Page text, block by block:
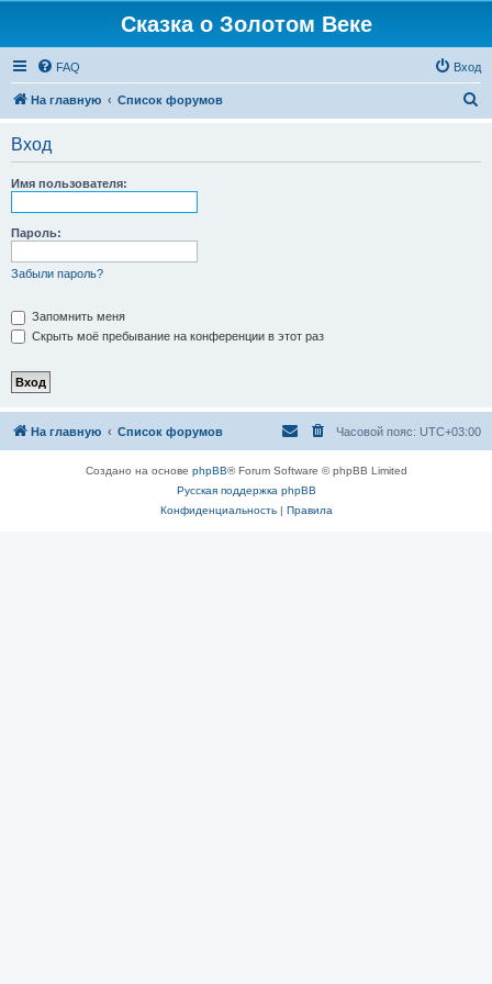
Сказка о Золотом Веке
FAQ Вход
На главную Список форумов
Вход
Имя пользователя:
Пароль:
Забыли пароль?
Запомнить меня
Скрыть моё пребывание на конференции в этот раз
На главную Список форумов Часовой пояс: UTC+03:00
Создано на основе phpBB® Forum Software © phpBB Limited
Русская поддержка phpBB
Конфиденциальность| Правила